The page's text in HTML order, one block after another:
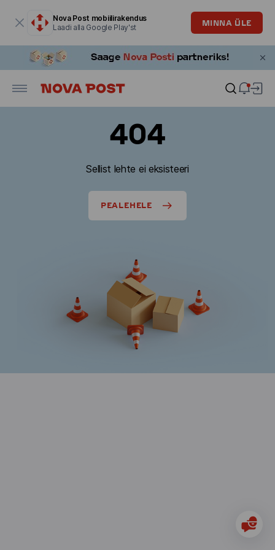
Nova Post mobiilirakendus
Laadi alla Google Play'st
MINNA ÜLE
404
Sellist lehte ei eksisteeri
PEALEHELE